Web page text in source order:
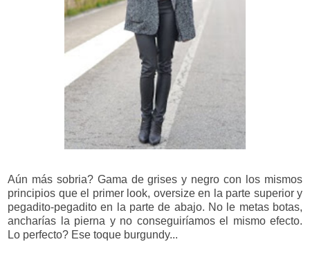
Aún más sobria? Gama de grises y negro con los mismos
principios que el primer look, oversize en la parte superior y
pegadito-pegadito en la parte de abajo. No le metas botas,
ancharías la pierna y no conseguiríamos el mismo efecto.
Lo perfecto? Ese toque burgundy...